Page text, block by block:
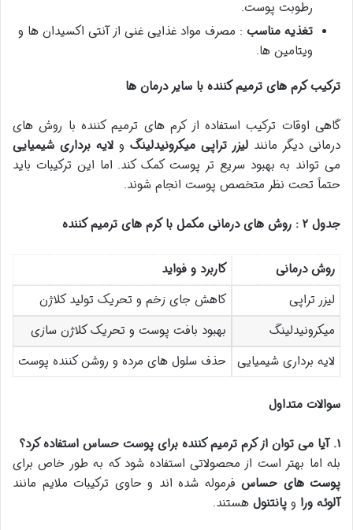
رطوبت پوست.
تغذیه مناسب : مصرف مواد غذایی غنی از آنتی اکسیدان ها و
ویتامین ها.
ترکیب کرم های ترمیم کننده با سایر درمان ها
گاهی اوقات ترکیب استفاده از کرم های ترمیم کننده با روش های
درمانی دیگر مانند لیزر تراپی میکرونیدلینگ و لایه برداری شیمیایی
می تواند به بهبود سریع تر پوست کمک کند. اما این ترکیبات باید
حتماً تحت نظر متخصص پوست انجام شوند.
جدول ۲ : روش های درمانی مکمل با کرم های ترمیم کننده
روش درمانی
کاربرد و فواید
لیزر تراپی
کاهش جای زخم و تحریک تولید کلاژن
میکرونیدلینگ
بهبود بافت پوست و تحریک کلاژن سازی
لایه برداری شیمیایی
حذف سلول های مرده و روشن کننده پوست
سوالات متداول
۱.آیا می توان از کرم ترمیم کننده برای پوست حساس استفاده کرد؟
بله اما بهتر است از محصولاتی استفاده شود که به طور خاص برای
پوست های حساس فرموله شده اند و حاوی ترکیبات ملایم مانند
آلوئه ورا و پانتنول هستند.